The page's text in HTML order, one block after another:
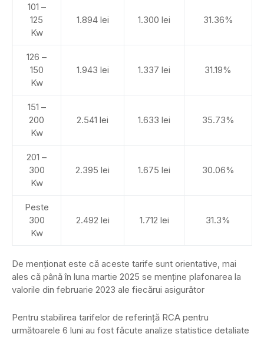
101 –
125
Kw
1.894 lei 1.300 lei 31.36%
126 –
150
Kw
1.943 lei 1.337 lei 31.19%
151 –
200
Kw
2.541 lei 1.633 lei 35.73%
201 –
300
Kw
2.395 lei 1.675 lei 30.06%
Peste
300
Kw
2.492 lei 1.712 lei 31.3%
De menționat este că aceste tarife sunt orientative, mai
ales că până în luna martie 2025 se menține plafonarea la
valorile din februarie 2023 ale fiecărui asigurător
Pentru stabilirea tarifelor de referință RCA pentru
următoarele 6 luni au fost făcute analize statistice detaliate